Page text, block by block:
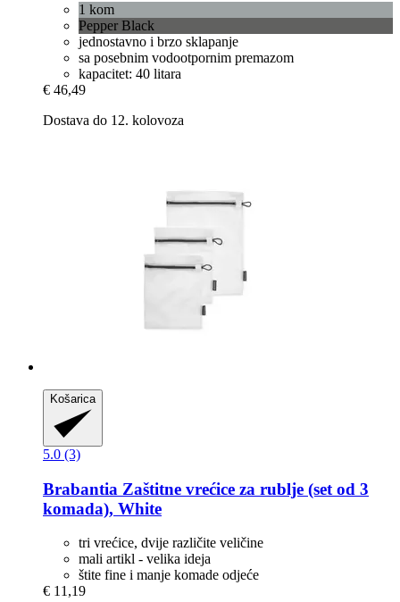
1 kom
Pepper Black
jednostavno i brzo sklapanje
sa posebnim vodootpornim premazom
kapacitet: 40 litara
€ 46,49
Dostava do 12. kolovoza
Košarica
5.0 (3)
Brabantia Zaštitne vrećice za rublje (set od 3
komada), White
tri vrećice, dvije različite veličine
mali artikl - velika ideja
štite fine i manje komade odjeće
€ 11,19